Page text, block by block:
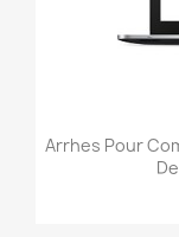
Arrhes Pour